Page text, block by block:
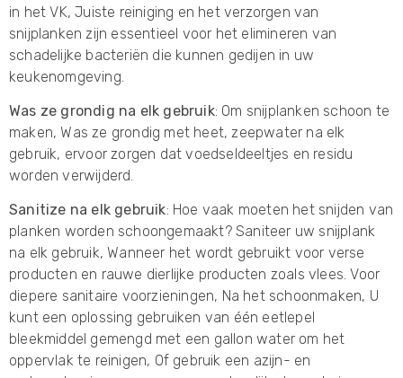
in het VK, Juiste reiniging en het verzorgen van
snijplanken zijn essentieel voor het elimineren van
schadelijke bacteriën die kunnen gedijen in uw
keukenomgeving.
Was ze grondig na elk gebruik: Om snijplanken schoon te
maken, Was ze grondig met heet, zeepwater na elk
gebruik, ervoor zorgen dat voedseldeeltjes en residu
worden verwijderd.
Sanitize na elk gebruik: Hoe vaak moeten het snijden van
planken worden schoongemaakt? Saniteer uw snijplank
na elk gebruik, Wanneer het wordt gebruikt voor verse
producten en rauwe dierlijke producten zoals vlees. Voor
diepere sanitaire voorzieningen, Na het schoonmaken, U
kunt een oplossing gebruiken van één eetlepel
bleekmiddel gemengd met een gallon water om het
oppervlak te reinigen, Of gebruik een azijn- en